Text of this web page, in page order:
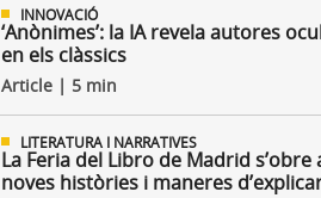
INNOVACIÓ
‘Anònimes’: la IA revela autores
en els clàssics
Article | 5 min
LITERATURA I NARRATIVES
La Feria del Libro de Madrid s’obre
noves històries i maneres